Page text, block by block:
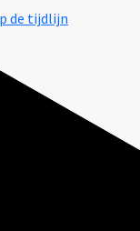
de tijdlijn